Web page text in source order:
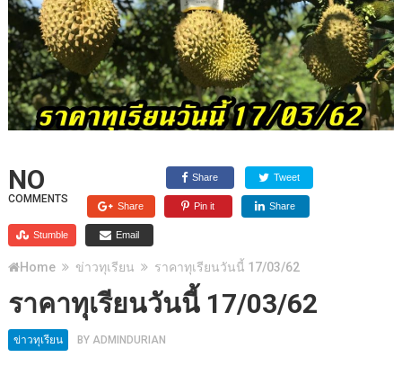
NO
COMMENTS
Share Tweet
Share Pin it Share
Stumble Email
Home ข่าวทุเรียน ราคาทุเรียนวันนี้ 17/03/62
ราคาทุเรียนวันนี้ 17/03/62
ข่าวทุเรียน BY ADMINDURIAN